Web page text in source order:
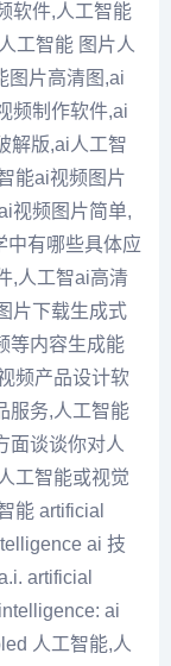
软件,人工智能
工智能 图片人
图片高清图,ai
频制作软件,ai
解版,ai人工智
能ai视频图片
视频图片简单,
中有哪些具体应
,人工智ai高清
片下载生成式
等内容生成能
频产品设计软
服务,人工智能
面谈谈你对人
工智能或视觉
能 artificial
ai 技
artificial
ai
人工智能,人